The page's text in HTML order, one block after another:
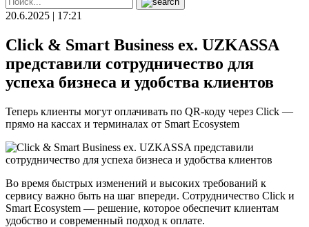
20.6.2025 | 17:21
Click & Smart Business ex. UZKASSA
представили сотрудничество для
успеха бизнеса и удобства клиентов
Теперь клиенты могут оплачивать по QR-коду через Click —
прямо на кассах и терминалах от Smart Ecosystem
Во время быстрых изменений и высоких требований к
сервису важно быть на шаг впереди. Сотрудничество Click и
Smart Ecosystem — решение, которое обеспечит клиентам
удобство и современный подход к оплате.